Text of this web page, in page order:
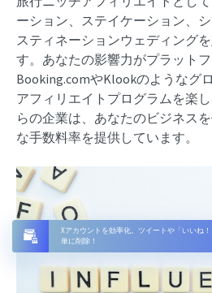
ーション、ステイケーション、
スティネーションウェディング
す。あなたの影響力がプラット
Booking.comやKlookのようなグ
アフィリエイトプログラムを楽
らの企業は、あなたのビジネス
な手数料率を提供しています。
Xアカウントを効率化。ツイートや「いいね
単に削除！